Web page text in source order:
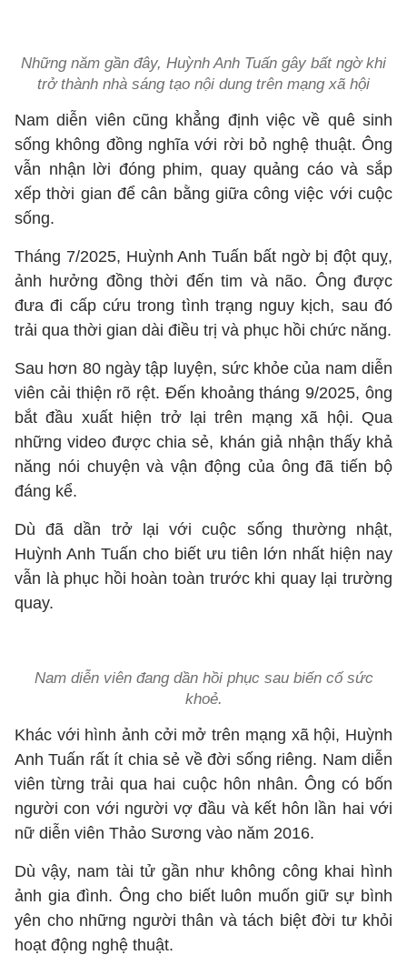
Những năm gần đây, Huỳnh Anh Tuấn gây bất ngờ khi
trở thành nhà sáng tạo nội dung trên mạng xã hội
Nam diễn viên cũng khẳng định việc về quê sinh
sống không đồng nghĩa với rời bỏ nghệ thuật. Ông
vẫn nhận lời đóng phim, quay quảng cáo và sắp
xếp thời gian để cân bằng giữa công việc với cuộc
sống.
Tháng 7/2025, Huỳnh Anh Tuấn bất ngờ bị đột quỵ,
ảnh hưởng đồng thời đến tim và não. Ông được
đưa đi cấp cứu trong tình trạng nguy kịch, sau đó
trải qua thời gian dài điều trị và phục hồi chức năng.
Sau hơn 80 ngày tập luyện, sức khỏe của nam diễn
viên cải thiện rõ rệt. Đến khoảng tháng 9/2025, ông
bắt đầu xuất hiện trở lại trên mạng xã hội. Qua
những video được chia sẻ, khán giả nhận thấy khả
năng nói chuyện và vận động của ông đã tiến bộ
đáng kể.
Dù đã dần trở lại với cuộc sống thường nhật,
Huỳnh Anh Tuấn cho biết ưu tiên lớn nhất hiện nay
vẫn là phục hồi hoàn toàn trước khi quay lại trường
quay.
Nam diễn viên đang dần hồi phục sau biến cố sức
khoẻ.
Khác với hình ảnh cởi mở trên mạng xã hội, Huỳnh
Anh Tuấn rất ít chia sẻ về đời sống riêng. Nam diễn
viên từng trải qua hai cuộc hôn nhân. Ông có bốn
người con với người vợ đầu và kết hôn lần hai với
nữ diễn viên Thảo Sương vào năm 2016.
Dù vậy, nam tài tử gần như không công khai hình
ảnh gia đình. Ông cho biết luôn muốn giữ sự bình
yên cho những người thân và tách biệt đời tư khỏi
hoạt động nghệ thuật.